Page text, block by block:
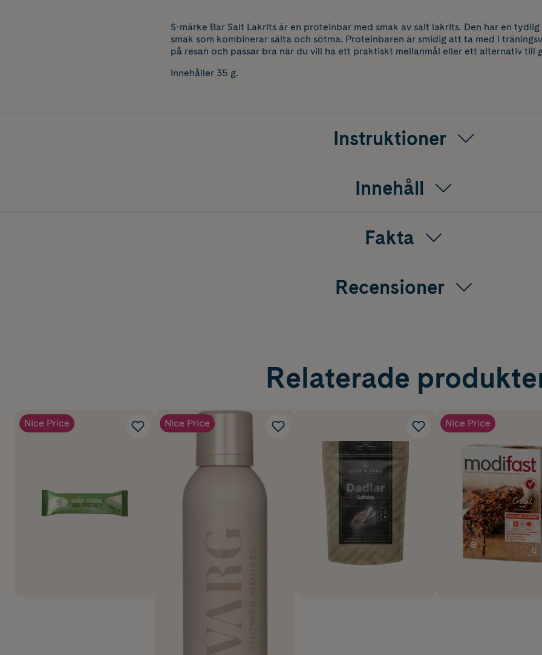
S-märke Bar Salt Lakrits är en proteinbar med smak av salt lakrits. Den har en
smak som kombinerar sälta och sötma. Proteinbaren är smidig att ta med i
på resan och passar bra när du vill ha ett praktiskt mellanmål eller ett alternativ till
Innehåller 35 g.
Instruktioner
Innehåll
Fakta
Recensioner
Relaterade
Nice Price Nice Price Nice Price